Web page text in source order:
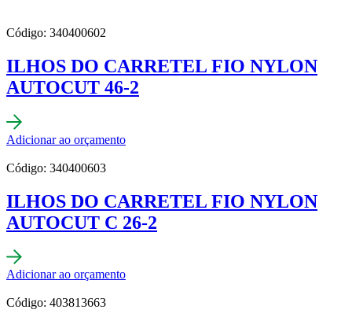
Código: 340400602
ILHOS DO CARRETEL FIO NYLON
AUTOCUT 46-2
Adicionar ao orçamento
Código: 340400603
ILHOS DO CARRETEL FIO NYLON
AUTOCUT C 26-2
Adicionar ao orçamento
Código: 403813663